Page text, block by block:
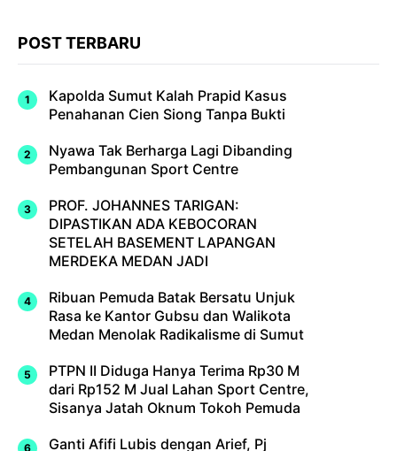
POST TERBARU
Kapolda Sumut Kalah Prapid Kasus
Penahanan Cien Siong Tanpa Bukti
Nyawa Tak Berharga Lagi Dibanding
Pembangunan Sport Centre
PROF. JOHANNES TARIGAN:
DIPASTIKAN ADA KEBOCORAN
SETELAH BASEMENT LAPANGAN
MERDEKA MEDAN JADI
Ribuan Pemuda Batak Bersatu Unjuk
Rasa ke Kantor Gubsu dan Walikota
Medan Menolak Radikalisme di Sumut
PTPN II Diduga Hanya Terima Rp30 M
dari Rp152 M Jual Lahan Sport Centre,
Sisanya Jatah Oknum Tokoh Pemuda
Ganti Afifi Lubis dengan Arief, Pj